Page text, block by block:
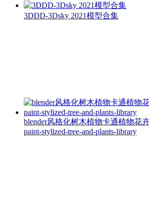
3DDD-3Dsky 2021模型合集
blender风格化树木植物卡通植物花
paint-stylized-tree-and-plants-library